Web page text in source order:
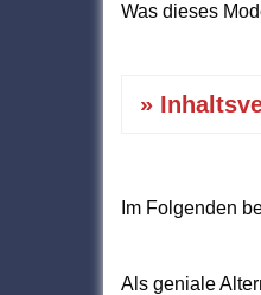
Was dieses
»
Im Folgenden
Als geniale